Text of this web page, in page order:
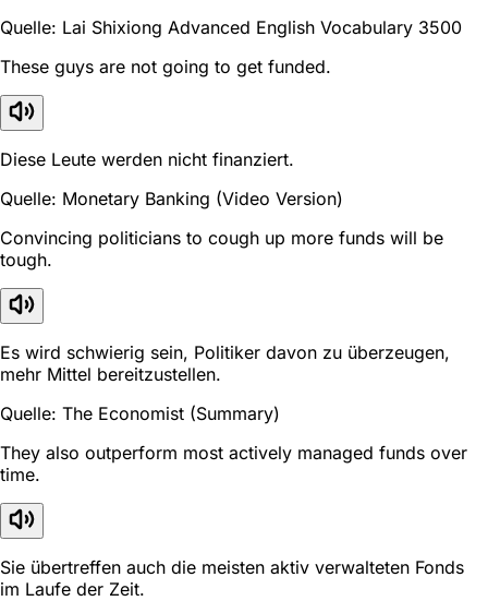
Quelle: Lai Shixiong Advanced English Vocabulary 3500
These guys are not going to get funded.
Diese Leute werden nicht finanziert.
Quelle: Monetary Banking (Video Version)
Convincing politicians to cough up more funds will be
tough.
Es wird schwierig sein, Politiker davon zu überzeugen,
mehr Mittel bereitzustellen.
Quelle: The Economist (Summary)
They also outperform most actively managed funds over
time.
Sie übertreffen auch die meisten aktiv verwalteten Fonds
im Laufe der Zeit.